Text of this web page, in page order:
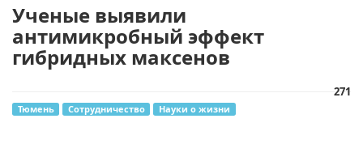
Ученые выявили
антимикробный эффект
гибридных максенов
271
Тюмень Сотрудничество Науки о жизни